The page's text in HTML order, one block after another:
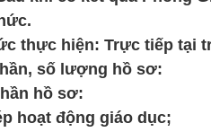
hiện: Trực tiếp tại
số lượng hồ sơ:
hồ sơ:
hoạt động giáo dục;